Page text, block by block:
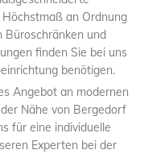
an Ordnung
Büroschränken und
finden Sie bei uns
benötigen.
Angebot an modernen
Nähe von Bergedorf
für eine individuelle
Experten bei der